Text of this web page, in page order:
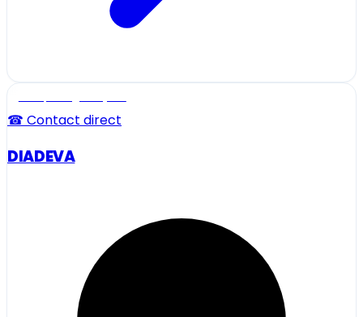
☎ Contact direct
DIADEVA